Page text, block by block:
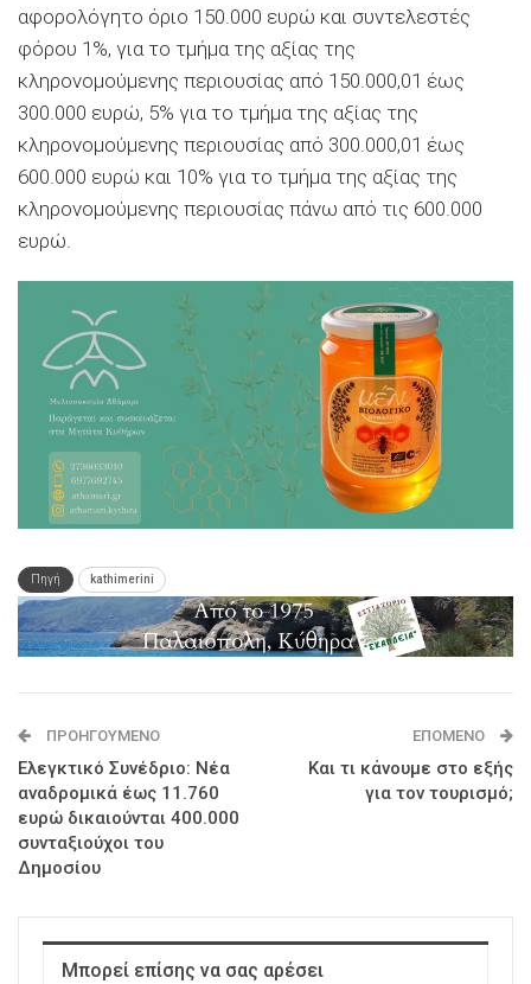
αφορολόγητο όριο 150.000 ευρώ και συντελεστές
φόρου 1%, για το τμήμα της αξίας της
κληρονομούμενης περιουσίας από 150.000,01 έως
300.000 ευρώ, 5% για το τμήμα της αξίας της
κληρονομούμενης περιουσίας από 300.000,01 έως
600.000 ευρώ και 10% για το τμήμα της αξίας της
κληρονομούμενης περιουσίας πάνω από τις 600.000
ευρώ.
Πηγή kathimerini
ΠΡΟΗΓΟΎΜΕΝΟ
Ελεγκτικό Συνέδριο: Νέα
αναδρομικά έως 11.760
ευρώ δικαιούνται 400.000
συνταξιούχοι του
Δημοσίου
ΕΠΌΜΕΝΟ
Και τι κάνουμε στο εξής
για τον τουρισμό;
Μπορεί επίσης να σας αρέσει